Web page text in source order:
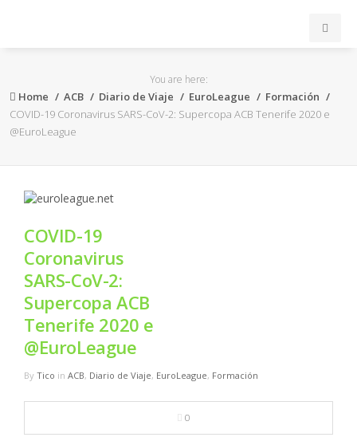
ACB
FEB
FIBA
OTROS
FORMACIÓN
MULTIMEDIA
You are here:
Home ACB Diario de Viaje EuroLeague
Formación
COVID-19 Coronavirus SARS-CoV-2: Supercopa ACB Tenerife 2020 e
@EuroLeague
COVID-19
Coronavirus
SARS-CoV-2:
Supercopa ACB
Tenerife 2020 e
@EuroLeague
By Tico in ACB, Diario de Viaje, EuroLeague, Formación
0